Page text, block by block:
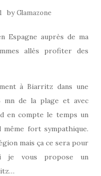
byGlamazone
Espagne auprès de ma
allés profiter des
à Biarritz dans une
mn de la plage et avec
en compte le temps un
même fort sympathique.
mais ça ce sera pour
je vous propose un